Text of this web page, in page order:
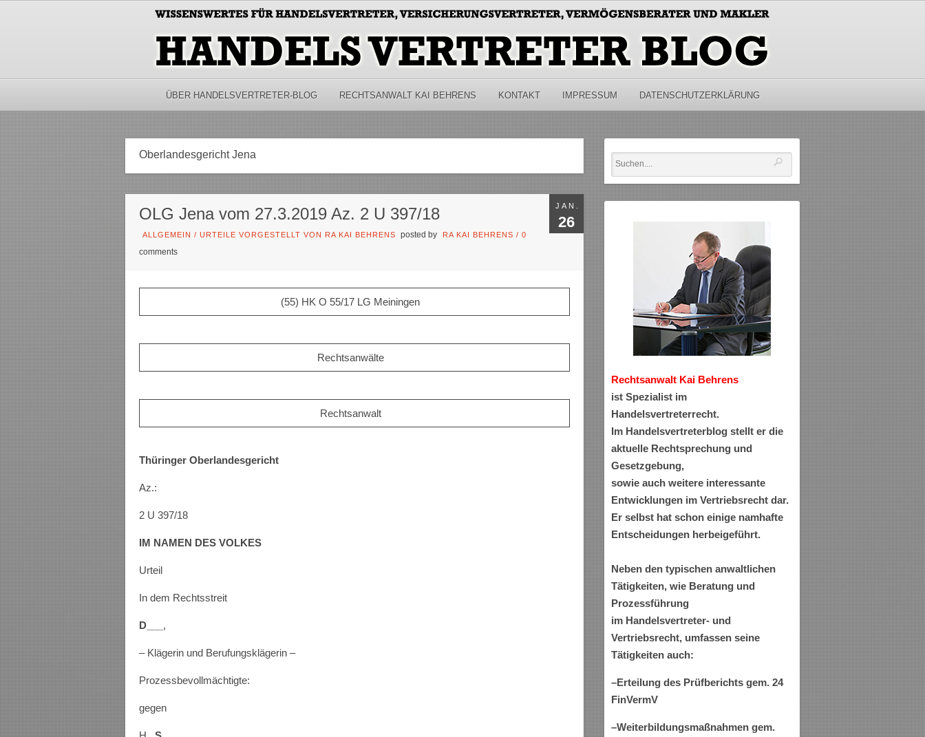
ÜBER HANDELSVERTRETER-BLOG RECHTSANWALT KAI BEHRENS KONTAKT IMPRESSUM DATENSCHUTZERKLÄRUNG
Oberlandesgericht Jena
JAN.
26
OLG Jena vom 27.3.2019 Az. 2 U 397/18
ALLGEMEIN / URTEILE VORGESTELLT VON RA KAI BEHRENS posted by RA KAI BEHRENS / 0
comments
(55) HK O 55/17 LG Meiningen
Rechtsanwälte
Rechtsanwalt
Thüringer Oberlandesgericht
Az.:
2 U 397/18
IM NAMEN DES VOLKES
Urteil
In dem Rechtsstreit
D___ ,
– Klägerin und Berufungsklägerin –
Prozessbevollmächtigte:
gegen
Rechtsanwalt Kai Behrens
ist Spezialist im
Handelsvertreterrecht.
Im Handelsvertreterblog stellt er die
aktuelle Rechtsprechung und
Gesetzgebung,
sowie auch weitere interessante
Entwicklungen im Vertriebsrecht dar.
Er selbst hat schon einige namhafte
Entscheidungen herbeigeführt.
Neben den typischen anwaltlichen
Tätigkeiten, wie Beratung und
Prozessführung
im Handelsvertreter- und
Vertriebsrecht, umfassen seine
Tätigkeiten auch:
–Erteilung des Prüfberichts gem. 24
FinVermV
–Weiterbildungsmaßnahmen gem.